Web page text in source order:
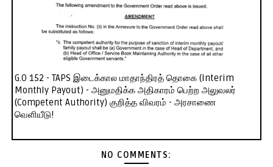
G.O 152 - TAPS இடைக்கால மாதாந்திரத் தொகை (Interim
Monthly Payout) - அனுமதிக்க அதிகாரம் பெற்ற அலுவலர்
(Competent Authority) குறித்த விவரம் - அரசாணை
வெளியீடு!
NO COMMENTS: